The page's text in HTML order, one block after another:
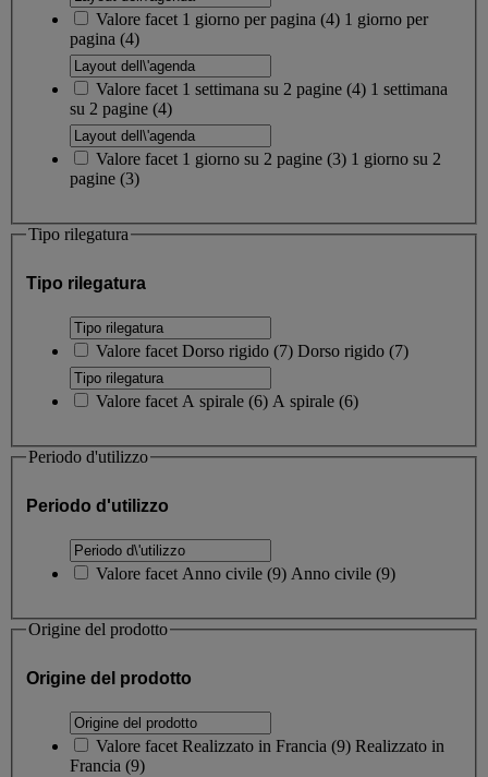
Valore facet 1 giorno per pagina (4) 1 giorno per
pagina (4)
Valore facet 1 settimana su 2 pagine (4) 1 settimana
su 2 pagine (4)
Valore facet 1 giorno su 2 pagine (3) 1 giorno su 2
pagine (3)
Tipo rilegatura
Tipo rilegatura
Valore facet Dorso rigido (7) Dorso rigido (7)
Valore facet A spirale (6) A spirale (6)
Periodo d'utilizzo
Periodo d'utilizzo
Valore facet Anno civile (9) Anno civile (9)
Origine del prodotto
Origine del prodotto
Valore facet Realizzato in Francia (9) Realizzato in
Francia (9)